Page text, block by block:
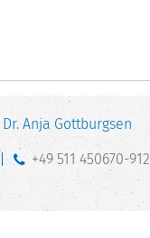
Dr. Anja Gottburgsen
+49 511 450670-912